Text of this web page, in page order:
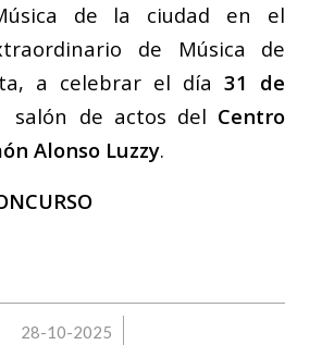
de la ciudad en el
de Música de
a celebrar el día 31 de
de actos del Centro
Alonso Luzzy.
28-10-2025
/